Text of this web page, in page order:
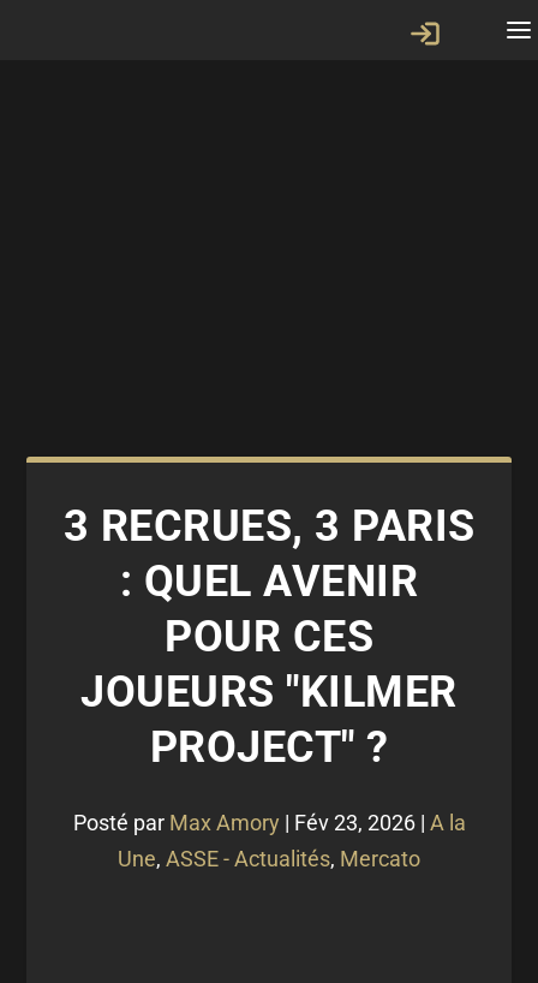
3 RECRUES, 3 PARIS
: QUEL AVENIR
POUR CES
JOUEURS "KILMER
PROJECT" ?
Posté par Max Amory | Fév 23, 2026| A la
Une, ASSE - Actualités, Mercato